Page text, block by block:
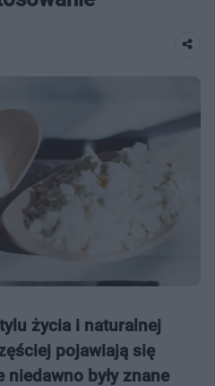
życia i naturalnej
pojawiają się
były znane